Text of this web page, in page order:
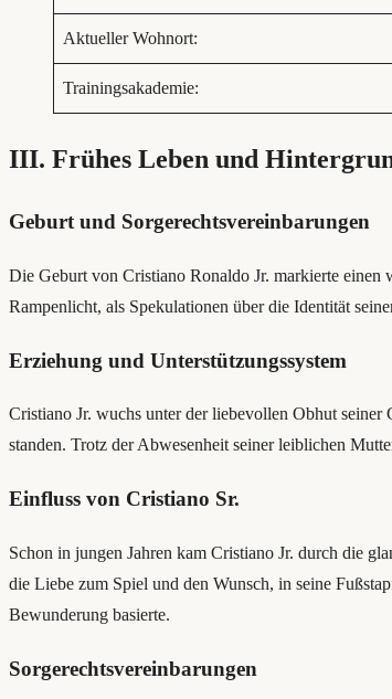
Aktueller Wohnort:
Trainingsakademie:
III. Frühes Leben und
Geburt und Sorgerechtsvereinbarungen
Die Geburt von Cristiano Ronaldo Jr. markierte
Rampenlicht, als Spekulationen über die Identität
Erziehung und Unterstützungssystem
Cristiano Jr. wuchs unter der liebevollen Obhut
standen. Trotz der Abwesenheit seiner leiblichen
Einfluss von Cristiano Sr.
Schon in jungen Jahren kam Cristiano Jr. durch die
die Liebe zum Spiel und den Wunsch, in seine
Bewunderung basierte.
Sorgerechtsvereinbarungen